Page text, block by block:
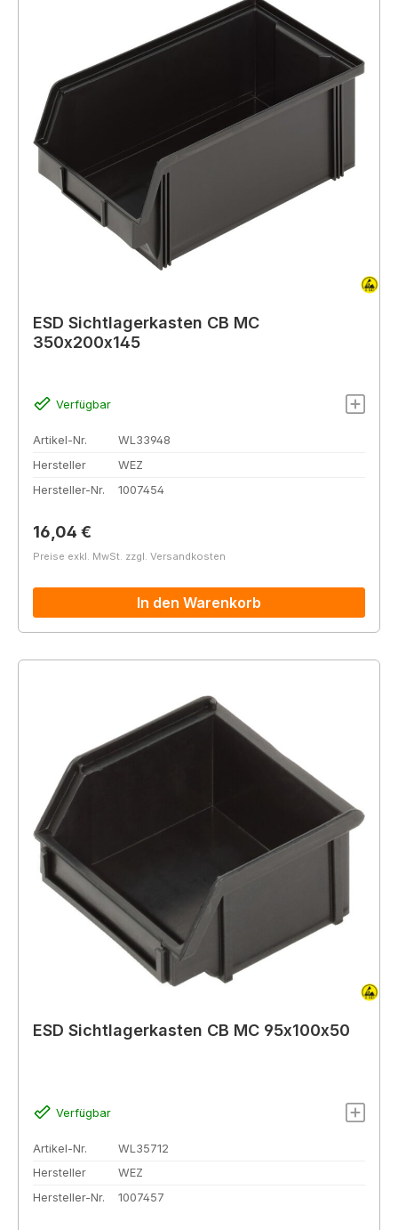
ESD Sichtlagerkasten CB MC
350x200x145
Verfügbar
Artikel-Nr.
WL33948
Hersteller
WEZ
Hersteller-Nr.
1007454
Regulärer Preis:
16,04 €
Preise exkl. MwSt. zzgl. Versandkosten
In den Warenkorb
ESD Sichtlagerkasten CB MC 95x100x50
Verfügbar
Artikel-Nr.
WL35712
Hersteller
WEZ
Hersteller-Nr.
1007457